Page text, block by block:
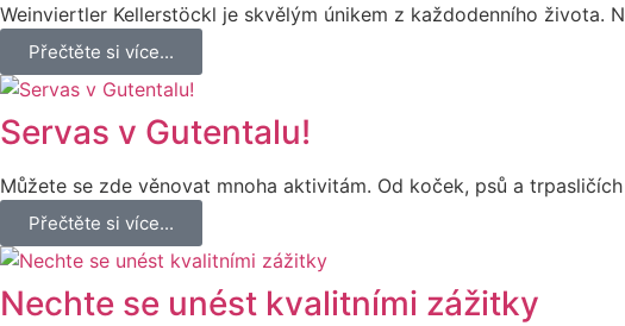
Weinviertler Kellerstöckl je skvělým únikem z každodenního
Přečtěte si více...
Servas v Gutentalu!
Můžete se zde věnovat mnoha aktivitám. Od koček, psů a
Přečtěte si více...
Nechte se unést kvalitními zážitky